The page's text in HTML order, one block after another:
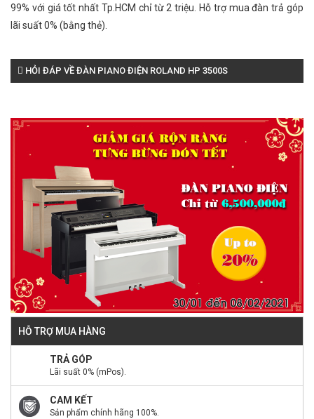
99% với giá tốt nhất Tp.HCM chỉ từ 2 triệu. Hỗ trợ mua đàn trả góp
lãi suất 0% (bằng thẻ).
HỎI ĐÁP VỀ ĐÀN PIANO ĐIỆN ROLAND HP 3500S
HỖ TRỢ MUA HÀNG
TRẢ GÓP
Lãi suất 0% (mPos).
CAM KẾT
Sản phẩm chính hãng 100%.